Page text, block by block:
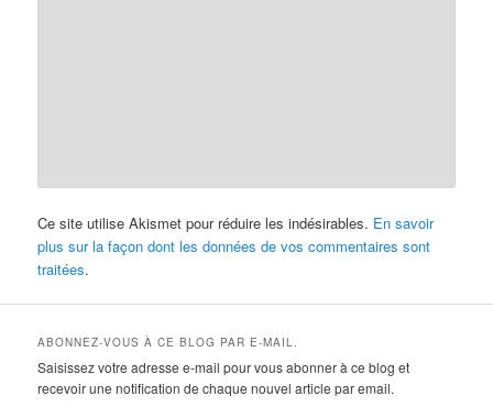
Ce site utilise Akismet pour réduire les indésirables. En savoir
plus sur la façon dont les données de vos commentaires sont
traitées.
ABONNEZ-VOUS À CE BLOG PAR E-MAIL.
Saisissez votre adresse e-mail pour vous abonner à ce blog et
recevoir une notification de chaque nouvel article par email.